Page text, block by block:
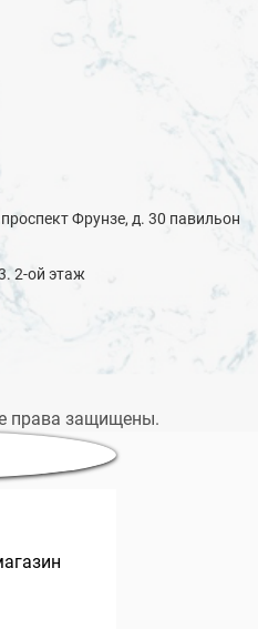
Фрунзе, д. 30 павильон
2-ой этаж
права защищены.